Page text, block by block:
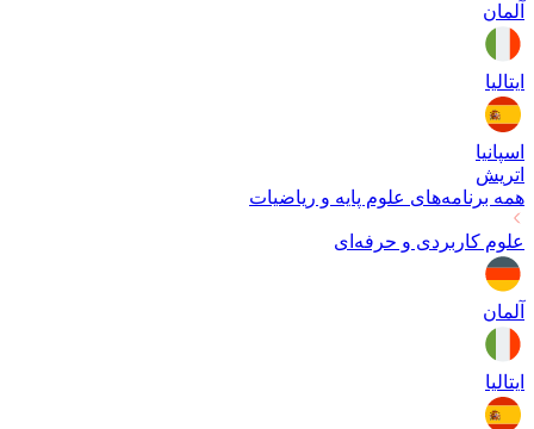
آلمان
ایتالیا
اسپانیا
اتریش
همه برنامه‌های علوم پایه و ریاضیات
علوم کاربردی و حرفه‌ای
آلمان
ایتالیا